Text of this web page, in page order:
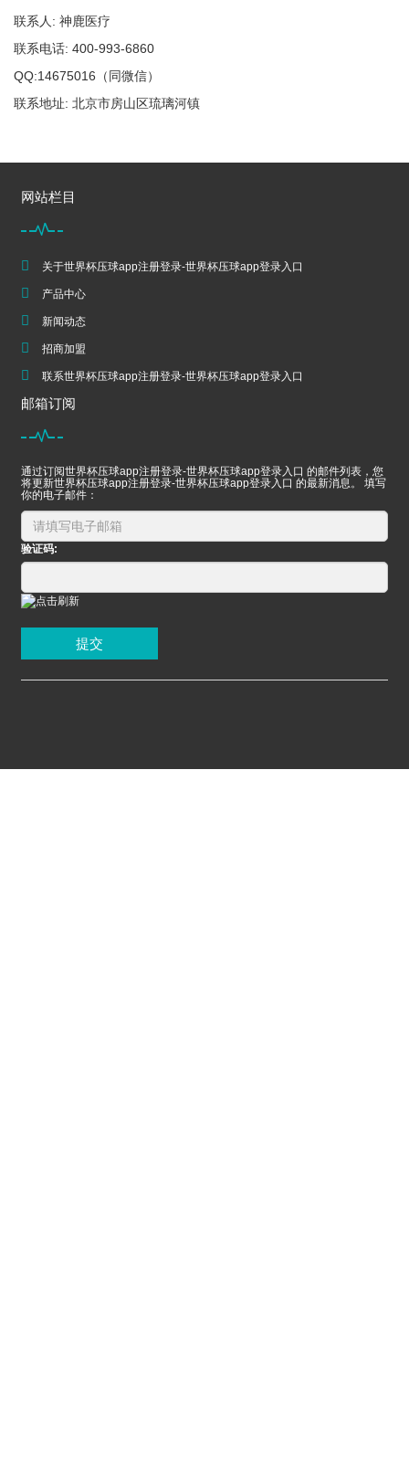
联系人: 神鹿医疗
联系电话: 400-993-6860
QQ:14675016（同微信）
联系地址: 北京市房山区琉璃河镇
网站栏目
关于世界杯压球app注册登录-世界杯压球app登录入口
产品中心
新闻动态
招商加盟
联系世界杯压球app注册登录-世界杯压球app登录入口
邮箱订阅
通过订阅世界杯压球app注册登录-世界杯压球app登录入口 的邮件列表，您
将更新世界杯压球app注册登录-世界杯压球app登录入口 的最新消息。 填写
你的电子邮件：
验证码:
提交